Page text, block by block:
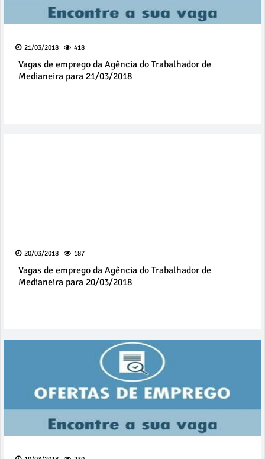
21/03/2018 418
Vagas de emprego da Agência do Trabalhador de
Medianeira para 21/03/2018
20/03/2018 187
Vagas de emprego da Agência do Trabalhador de
Medianeira para 20/03/2018